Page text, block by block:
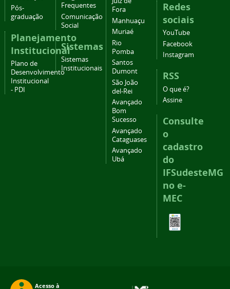
Pós-
graduação
Planejamento
Institucional
Plano de
Desenvolvimento
Institucional
- PDI
Frequentes
Comunicação
Social
Sistemas
Sistemas
Institucionais
Fora
Manhuaçu
Muriaé
Rio
Pomba
Santos
Dumont
São João
del-Rei
Avançado
Bom
Sucesso
Avançado
Cataguases
Avançado
Ubá
Redes
sociais
YouTube
Facebook
Instagram
RSS
O que é?
Assine
Consulte
o
cadastro
do
IFSudesteMG
no e-
MEC